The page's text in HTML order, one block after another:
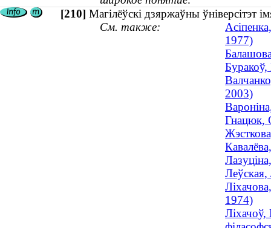
[210] Магілёўскі дзяржаўны ўніверсітэт
См. также:
1977)
Буракоў,
2003)
Гнацюк,
1974)
Ліхачоў,